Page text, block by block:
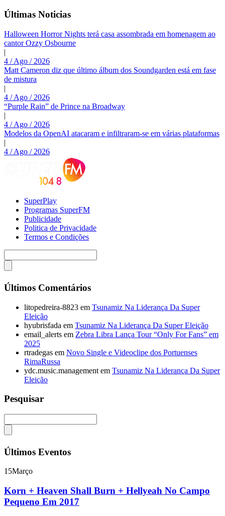
Últimas Noticias
Halloween Horror Nights terá casa assombrada em homenagem ao
cantor Ozzy Osbourne
|
4 / Ago / 2026
Matt Cameron diz que último álbum dos Soundgarden está em fase
de mistura
|
4 / Ago / 2026
“Purple Rain” de Prince na Broadway
|
4 / Ago / 2026
Modelos da OpenAI atacaram e infiltraram-se em várias plataformas
|
4 / Ago / 2026
SuperPlay
Programas SuperFM
Publicidade
Politica de Privacidade
Termos e Condições
Últimos Comentários
litopedreira-8823 em Tsunamiz Na Liderança Da Super
Eleição
hyubrisfada em Tsunamiz Na Liderança Da Super Eleição
email_alerts em Zebra Libra Lança Tour “Only For Fans” em
2025
rtradegas em Novo Single e Videoclipe dos Portuenses
RimaRussa
ydc.music.management em Tsunamiz Na Liderança Da Super
Eleição
Pesquisar
Últimos Eventos
15Março
Korn + Heaven Shall Burn + Hellyeah No Campo
Pequeno Em 2017